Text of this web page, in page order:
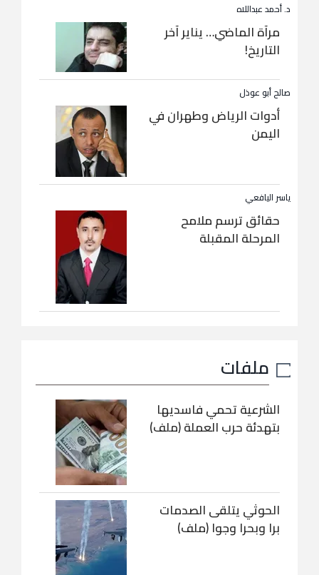
د. أحمد عبداللاه
مرآة الماضي… يناير آخر
التاريخ!
صالح أبو عوذل
أدوات الرياض وطهران في
اليمن
ياسر اليافعي
حقائق ترسم ملامح
المرحلة المقبلة
ملفات
الشرعية تحمي فاسديها
بتهدئة حرب العملة (ملف)
الحوثي يتلقى الصدمات
برا وبحرا وجوا (ملف)